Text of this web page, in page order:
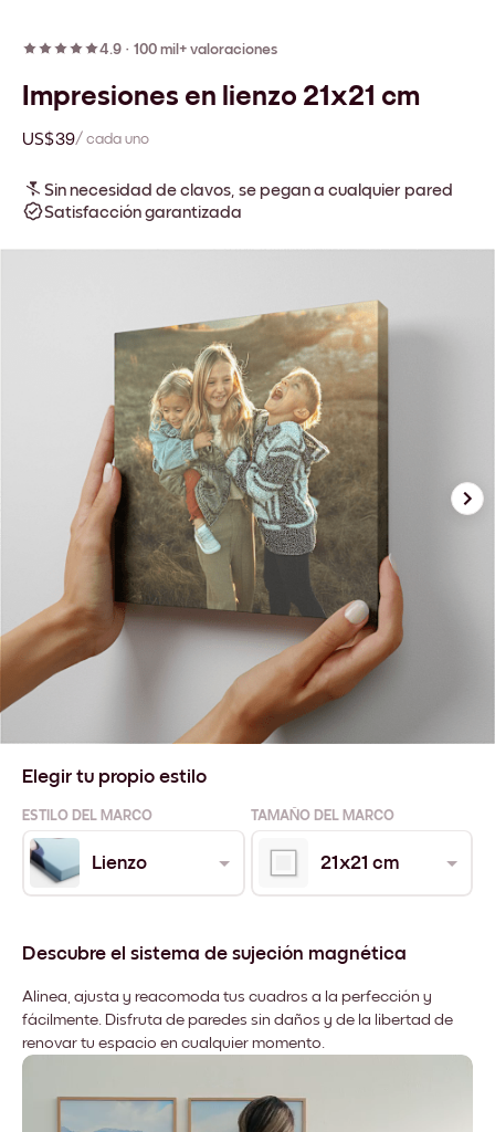
4.9 · 100 mil+ valoraciones
Impresiones en lienzo 21x21 cm
US$39/ cada uno
Sin necesidad de clavos, se pegan a cualquier pared
Satisfacción garantizada
Elegir tu propio estilo
ESTILO DEL MARCO TAMAÑO DEL MARCO
Lienzo 21x21 cm
Descubre el sistema de sujeción magnética
Alinea, ajusta y reacomoda tus cuadros a la perfección y
fácilmente. Disfruta de paredes sin daños y de la libertad de
renovar tu espacio en cualquier momento.